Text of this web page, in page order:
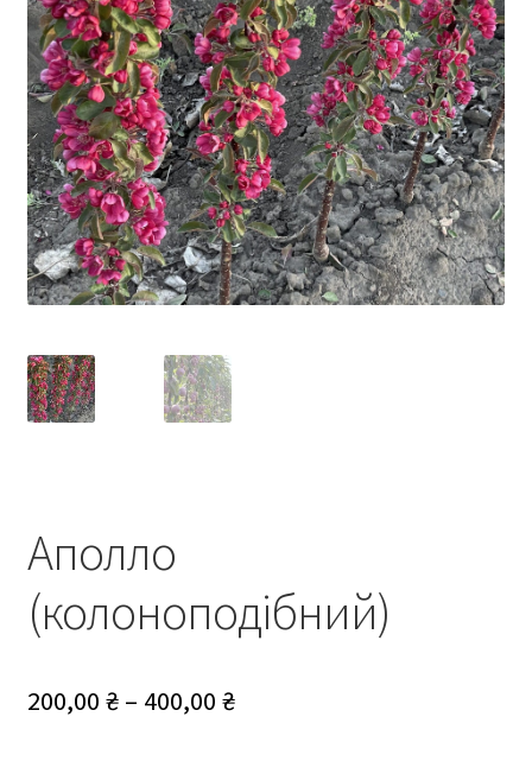
Аполло
(колоноподібний)
200,00 ₴ – 400,00 ₴Діапазон